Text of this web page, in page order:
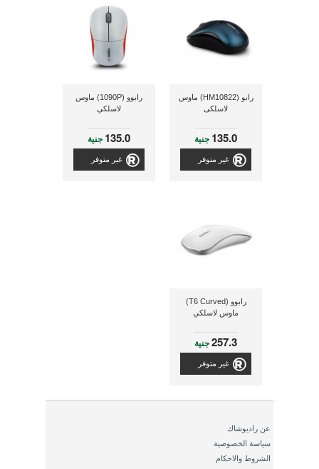
رابو (HM10822) ماوس
لاسلكى
135.0 جنية
غير متوفر
رابوو (1090P) ماوس
لاسلكي
135.0 جنية
غير متوفر
رابوو (T6 Curved)
ماوس لاسلكي
257.3جنية
غير متوفر
عن راديوشاك
سياسة الخصوصية
الشروط والاحكام